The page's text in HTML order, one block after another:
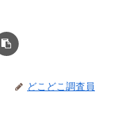
どこどこ調査員